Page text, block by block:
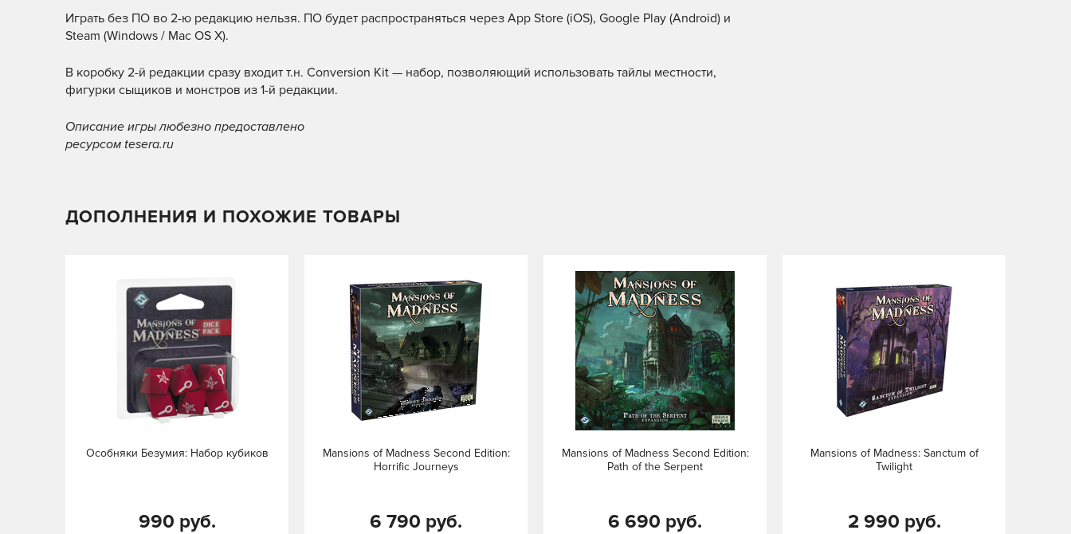
Играть без ПО во 2-ю редакцию нельзя. ПО будет распространяться через App Store (iOS), Google Play (Android) и
Steam (Windows / Mac OS X).
В коробку 2-й редакции сразу входит т.н. Conversion Kit — набор, позволяющий использовать тайлы местности,
фигурки сыщиков и монстров из 1-й редакции.
Описание игры любезно предоставлено
ресурсом tesera.ru
ДОПОЛНЕНИЯ И ПОХОЖИЕ ТОВАРЫ
Особняки Безумия: Набор кубиков
990 руб.
Mansions of Madness Second Edition:
Horrific Journeys
6 790 руб.
Mansions of Madness Second Edition:
Path of the Serpent
6 690 руб.
Mansions of Madness: Sanctum of
Twilight
2 990 руб.